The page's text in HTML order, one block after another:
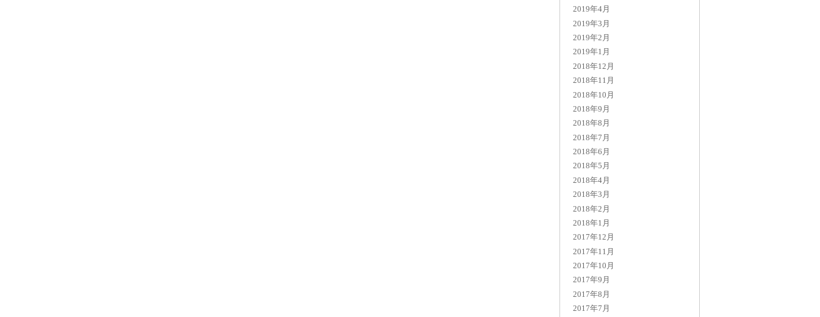
2019年4月
2019年3月
2019年2月
2019年1月
2018年12月
2018年11月
2018年10月
2018年9月
2018年8月
2018年7月
2018年6月
2018年5月
2018年4月
2018年3月
2018年2月
2018年1月
2017年12月
2017年11月
2017年10月
2017年9月
2017年8月
2017年7月